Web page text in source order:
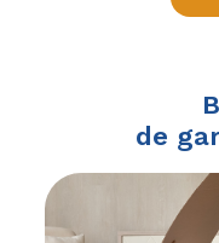
de